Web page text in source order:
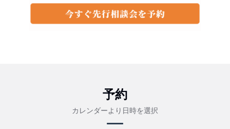
予約
カレンダーより日時を選択